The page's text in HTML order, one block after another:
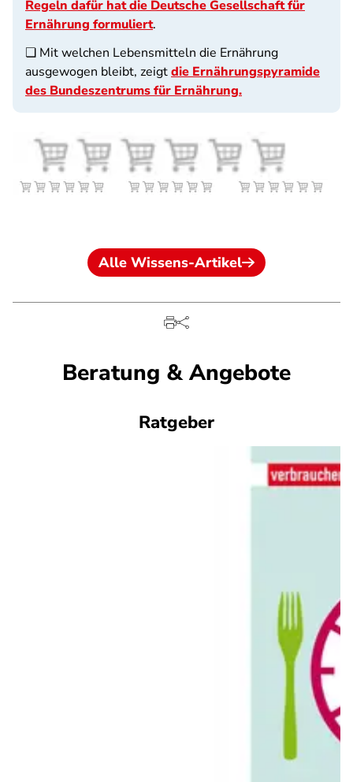
Regeln dafür hat die Deutsche Gesellschaft für
Ernährung formuliert.
❏ Mit welchen Lebensmitteln die Ernährung
ausgewogen bleibt, zeigtdie Ernährungspyramide
des Bundeszentrums für Ernährung.
Alle Wissens-Artikel
Beratung & Angebote
Ratgeber